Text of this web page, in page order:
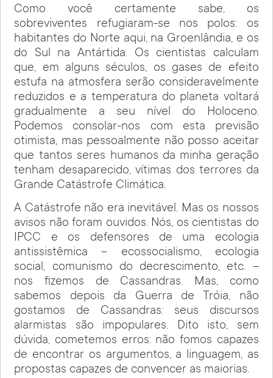
Como você certamente sabe, os
sobreviventes refugiaram-se nos polos: os
habitantes do Norte aqui, na Groenlândia, e os
do Sul na Antártida. Os cientistas calculam
que, em alguns séculos, os gases de efeito
estufa na atmosfera serão consideravelmente
reduzidos e a temperatura do planeta voltará
gradualmente a seu nível do Holoceno.
Podemos consolar-nos com esta previsão
otimista, mas pessoalmente não posso aceitar
que tantos seres humanos da minha geração
tenham desaparecido, vítimas dos terrores da
Grande Catástrofe Climática.
A Catástrofe não era inevitável. Mas os nossos
avisos não foram ouvidos. Nós, os cientistas do
IPCC e os defensores de uma ecologia
antissistêmica – ecossocialismo, ecologia
social, comunismo do decrescimento, etc. –
nos fizemos de Cassandras. Mas, como
sabemos depois da Guerra de Tróia, não
gostamos de Cassandras: seus discursos
alarmistas são impopulares. Dito isto, sem
dúvida, cometemos erros: não fomos capazes
de encontrar os argumentos, a linguagem, as
propostas capazes de convencer as maiorias.